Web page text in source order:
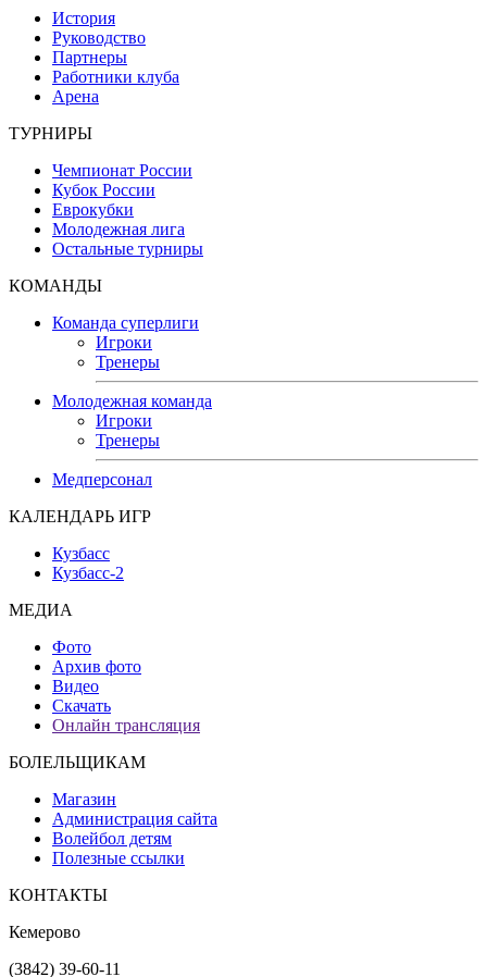
История
Руководство
Партнеры
Работники клуба
Арена
ТУРНИРЫ
Чемпионат России
Кубок России
Еврокубки
Молодежная лига
Остальные турниры
КОМАНДЫ
Команда суперлиги
Игроки
Тренеры
Молодежная команда
Игроки
Тренеры
Медперсонал
КАЛЕНДАРЬ ИГР
Кузбасс
Кузбасс-2
МЕДИА
Фото
Архив фото
Видео
Скачать
Онлайн трансляция
БОЛЕЛЬЩИКАМ
Магазин
Администрация сайта
Волейбол детям
Полезные ссылки
КОНТАКТЫ
Кемерово
(3842) 39-60-11